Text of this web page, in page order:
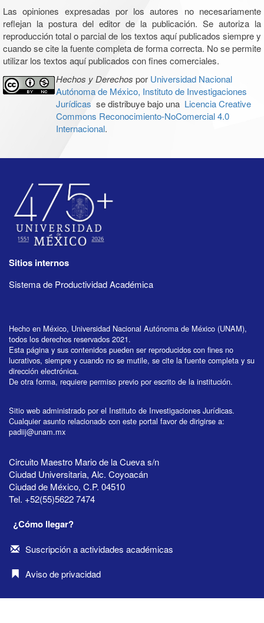
Las opiniones expresadas por los autores no necesariamente
reflejan la postura del editor de la publicación. Se autoriza la
reproducción total o parcial de los textos aquí publicados siempre y
cuando se cite la fuente completa de forma correcta. No se permite
utilizar los textos aquí publicados con fines comerciales.
Hechos y Derechos por Universidad Nacional
Autónoma de México, Instituto de Investigaciones
Jurídicas se distribuye bajo una Licencia Creative
Commons Reconocimiento-NoComercial 4.0
Internacional.
Sitios internos
Sistema de Productividad Académica
Hecho en México, Universidad Nacional Autónoma de México (UNAM),
todos los derechos reservados 2021.
Esta página y sus contenidos pueden ser reproducidos con fines no
lucrativos, siempre y cuando no se mutile, se cite la fuente completa y su
dirección electrónica.
De otra forma, requiere permiso previo por escrito de la institución.
Sitio web administrado por el Instituto de Investigaciones Jurídicas.
Cualquier asunto relacionado con este portal favor de dirigirse a:
padiij@unam.mx
Circuito Maestro Mario de la Cueva s/n
Ciudad Universitaria, Alc. Coyoacán
Ciudad de México, C.P. 04510
Tel. +52(55)5622 7474
¿Cómo llegar?
Suscripción a actividades académicas
Aviso de privacidad